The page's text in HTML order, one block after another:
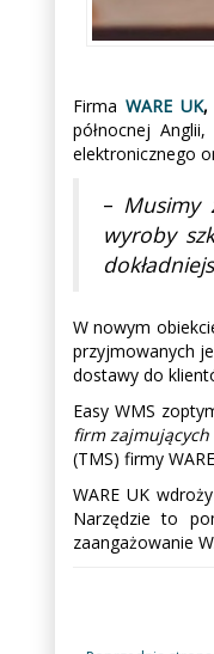
Firma WARE UK,
północnej
elektronicznego
– Musimy
wyroby
W nowym
przyjmowanych
dostawy do
Easy WMS
firm
(TMS) firmy
WARE UK
Narzędzie to
zaangażowanie